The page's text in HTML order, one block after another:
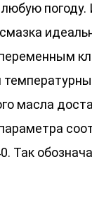
любую
масла
Так